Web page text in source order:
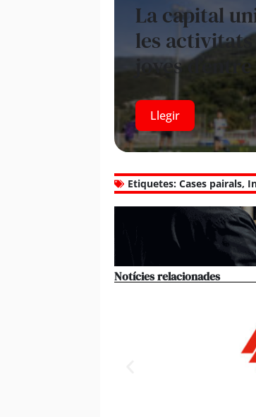
La capital
les activitats
joves
Llegir
Etiquetes: Cases pairals,
Notícies relacionades